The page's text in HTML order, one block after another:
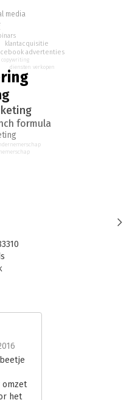
het online verkopen van je
zeven stappen. Daarnaast
de lanceringsformule die je
lancering.
zetten, moet je groots
je daarbij helpen.
van twee bedrijven
Als
advies op het gebied van
Ze biedt programma’s
formula
media
klantacquisitie
advertenties
copywriting
diensten verkopen
(CB)
verkoop
het